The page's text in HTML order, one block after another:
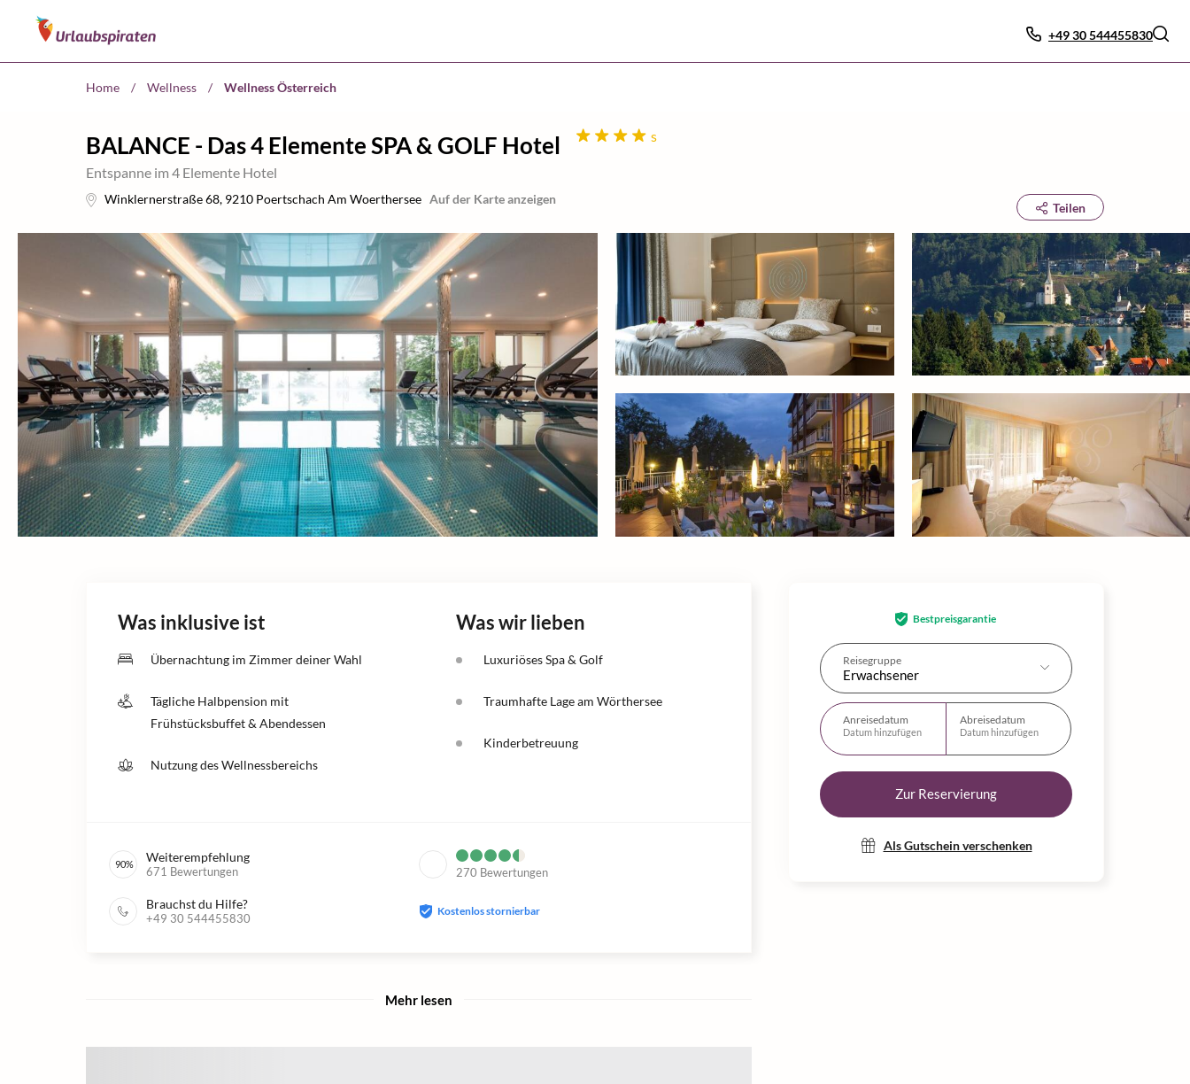
+49 30 544455830
Home / Wellness / Wellness Österreich
BALANCE - Das 4 Elemente SPA & GOLF Hotel s
Entspanne im 4 Elemente Hotel
Winklernerstraße 68, 9210 Poertschach Am Woerthersee Auf der Karte anzeigen
Teilen
Bestpreisgarantie
Reisegruppe
Erwachsener
Anreisedatum
Datum hinzufügen
Abreisedatum
Datum hinzufügen
Zur Reservierung
Als Gutschein verschenken
Was inklusive ist
Übernachtung im Zimmer deiner Wahl
Tägliche Halbpension mit
Frühstücksbuffet & Abendessen
Nutzung des Wellnessbereichs
Was wir lieben
Luxuriöses Spa & Golf
Traumhafte Lage am Wörthersee
Kinderbetreuung
90% Weiterempfehlung
671 Bewertungen 270 Bewertungen
Brauchst du Hilfe?
+49 30 544455830
Kostenlos stornierbar
Mehr lesen